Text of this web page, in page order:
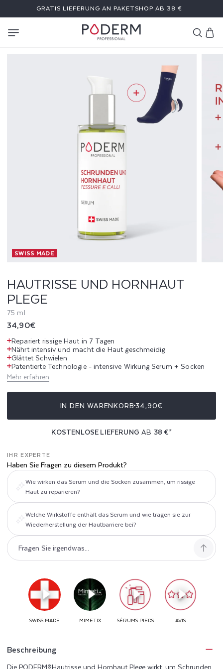
INHALT
GRATIS LIEFERUNG AN PAKETSHOP AB 38 €
U
N
D
H
O
R
N
H
A
U
P
L
E
G
E
SWISS MADE
HAUTRISSE UND HORNHAUT
PLEGE
75 ml
Normaler
Preis
34,90€
Repariert rissige Haut in 7 Tagen
Nährt intensiv und macht die Haut geschmeidig
Glättet Schwielen
Patentierte Technologie - intensive Wirkung Serum + Socken
Mehr erfahren
IN DEN WARENKORB34,90€
KOSTENLOSE LIEFERUNG AB 38 €*
IHR EXPERTE
Haben Sie Fragen zu diesem Produkt?
Wie wirken das Serum und die Socken zusammen, um rissige
Haut zu reparieren?
Welche Wirkstoffe enthält das Serum und wie tragen sie zur
Wiederherstellung der Hautbarriere bei?
Beschreibung
Die PODERM®Hautrisse und Hornhaut Plege wirkt, um Schrunden